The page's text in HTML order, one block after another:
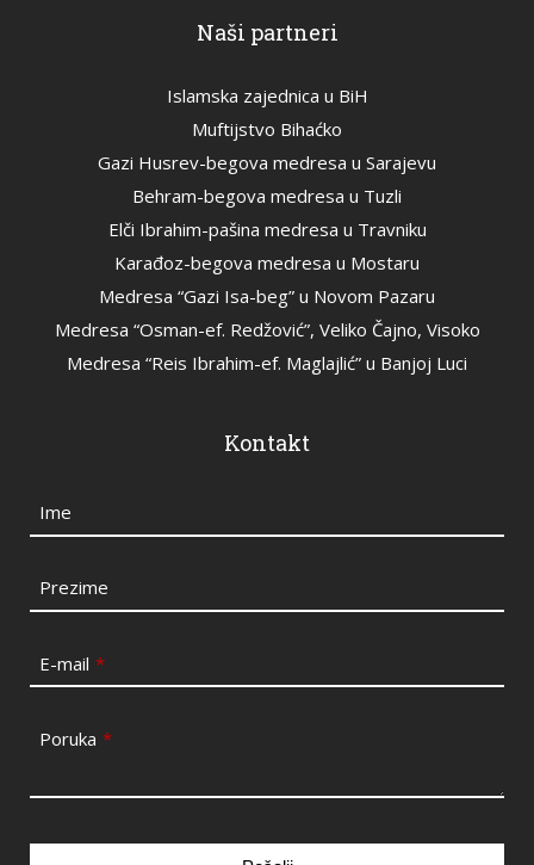
Naši partneri
Islamska zajednica u BiH
Muftijstvo Bihaćko
Gazi Husrev-begova medresa u Sarajevu
Behram-begova medresa u Tuzli
Elči Ibrahim-pašina medresa u Travniku
Karađoz-begova medresa u Mostaru
Medresa “Gazi Isa-beg” u Novom Pazaru
Medresa “Osman-ef. Redžović”, Veliko Čajno, Visoko
Medresa “Reis Ibrahim-ef. Maglajlić” u Banjoj Luci
Kontakt
Ime
Prezime
E-mail *
Poruka *